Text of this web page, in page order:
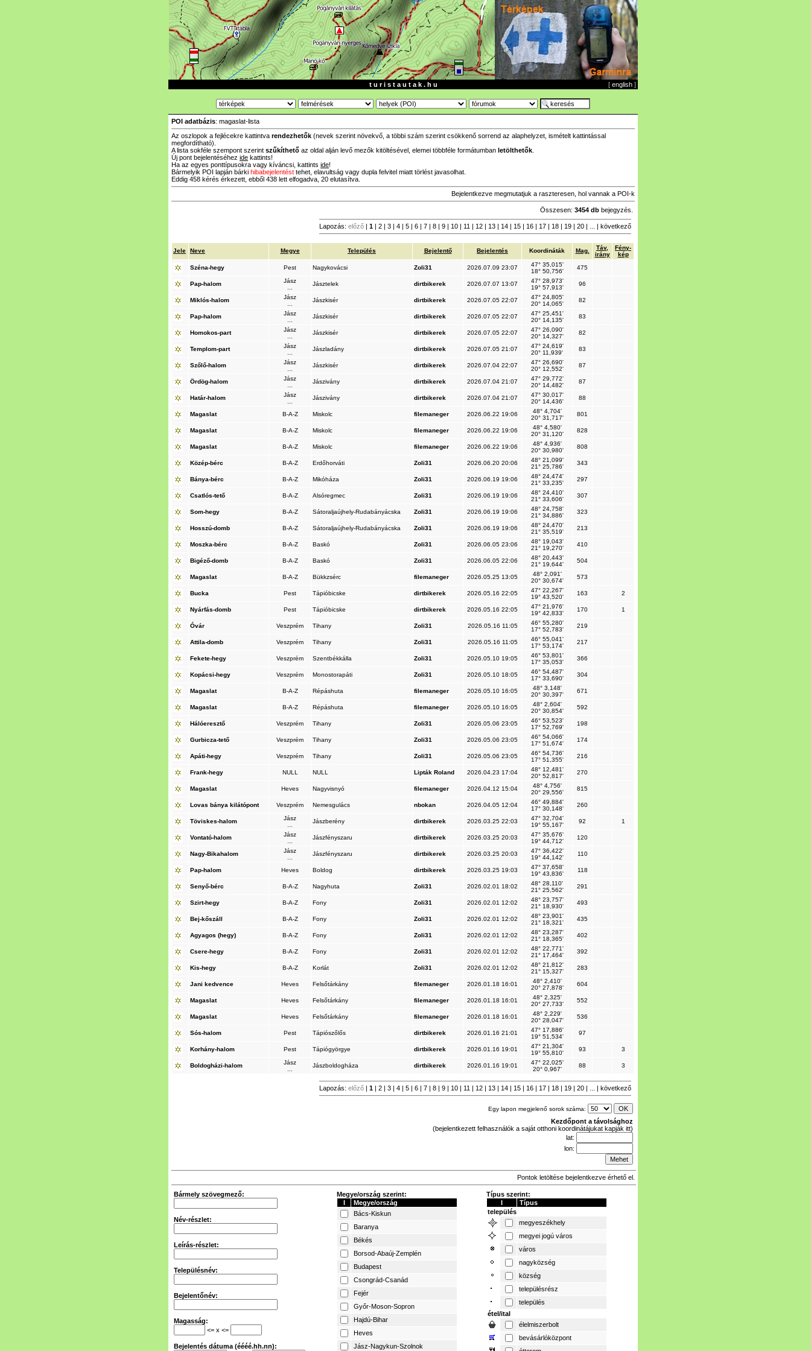
t u r i s t a u t a k . h u [ english ]
POI adatbázis: magaslat-lista
Az oszlopok a fejlécekre kattintva rendezhetők (nevek szerint növekvő, a többi szám szerint csökkenő sorrend az alaphelyzet, ismételt kattintással
megfordítható).
A lista sokféle szempont szerint szűkíthető az oldal alján levő mezők kitöltésével, elemei többféle formátumban letölthetők
Új pont bejelentéséhez ide kattints!
Ha az egyes ponttípusokra vagy kíváncsi, kattints ide!
Bármelyik POI lapján bárki hibabejelentést tehet, elavultság vagy dupla felvitel miatt törlést javasolhat.
Eddig 458 kérés érkezett, ebből 438 lett elfogadva, 20 elutasítva.
Bejelentkezve megmutatjuk a raszteresen, hol vannak a POI-k
Összesen: 3454 db bejegyzés.
Lapozás: előző | 1 | 2 | 3 | 4 | 5 | 6 | 7 | 8 | 9 | 10 | 11 | 12 | 13 | 14 | 15 | 16 | 17 | 18 | 19 | 20 | ... | következő
Jele Neve Megye Település Bejelentő Bejelentés Koordináták Mag.
Táv,
irány
Fény-
kép
Széna-hegy
Pest Nagykovácsi Zoli31 2026.07.09 23:07
47° 35,015'
18° 50,756'
475
Pap-halom
Jász
Jásztelek dirtbikerek 2026.07.07 13:07
47° 28,973'
19° 57,913'
96
Miklós-halom
Jász
Jászkisér dirtbikerek 2026.07.05 22:07
47° 24,805'
20° 14,065'
82
Pap-halom
Jász
Jászkisér dirtbikerek 2026.07.05 22:07
47° 25,451'
20° 14,135'
83
Homokos-part
Jász
Jászkisér dirtbikerek 2026.07.05 22:07
47° 26,090'
20° 14,327'
82
Templom-part
Jász
Jászladány dirtbikerek 2026.07.05 21:07
47° 24,619'
20° 11,939'
83
Szőlő-halom
Jász
Jászkisér dirtbikerek 2026.07.04 22:07
47° 26,690'
20° 12,552'
87
Ördög-halom
Jász
Jászivány dirtbikerek 2026.07.04 21:07
47° 29,772'
20° 14,482'
87
Határ-halom
Jász
Jászivány dirtbikerek 2026.07.04 21:07
47° 30,017'
20° 14,436'
88
Magaslat B-A-Z Miskolc filemaneger 2026.06.22 19:06
48° 4,704'
20° 31,717'
801
Magaslat B-A-Z Miskolc filemaneger 2026.06.22 19:06
48° 4,580'
20° 31,120'
828
Magaslat B-A-Z Miskolc filemaneger 2026.06.22 19:06
48° 4,936'
20° 30,980'
808
Közép-bérc B-A-Z Erdőhorváti Zoli31 2026.06.20 20:06
48° 21,099'
21° 25,786'
343
Bánya-bérc B-A-Z Mikóháza Zoli31 2026.06.19 19:06
48° 24,474'
21° 33,235'
297
Csatlós-tető B-A-Z Alsóregmec Zoli31 2026.06.19 19:06
48° 24,410'
21° 33,606'
307
Som-hegy B-A-Z Sátoraljaújhely-Rudabányácska Zoli31 2026.06.19 19:06
48° 24,758'
21° 34,886'
323
Hosszú-domb B-A-Z Sátoraljaújhely-Rudabányácska Zoli31 2026.06.19 19:06
48° 24,470'
21° 35,519'
213
Moszka-bérc B-A-Z Baskó Zoli31 2026.06.05 23:06
48° 19,043'
21° 19,270'
410
Bigéző-domb B-A-Z Baskó Zoli31 2026.06.05 22:06
48° 20,443'
21° 19,644'
504
Magaslat B-A-Z Bükkzsérc filemaneger 2026.05.25 13:05
48° 2,091'
20° 30,674'
573
Bucka Pest Tápióbicske dirtbikerek 2026.05.16 22:05
47° 22,267'
19° 43,520'
163 2
Nyárfás-domb Pest Tápióbicske dirtbikerek 2026.05.16 22:05
47° 21,976'
19° 42,833'
170 1
Óvár Veszprém Tihany Zoli31 2026.05.16 11:05
46° 55,280'
17° 52,783'
219
Attila-domb Veszprém Tihany Zoli31 2026.05.16 11:05
46° 55,041'
17° 53,174'
217
Fekete-hegy Veszprém Szentbékkálla Zoli31 2026.05.10 19:05
46° 53,801'
17° 35,053'
366
Kopácsi-hegy Veszprém Monostorapáti Zoli31 2026.05.10 18:05
46° 54,487'
17° 33,690'
304
Magaslat B-A-Z Répáshuta filemaneger 2026.05.10 16:05
48° 3,148'
20° 30,397'
671
Magaslat B-A-Z Répáshuta filemaneger 2026.05.10 16:05
48° 2,604'
20° 30,854'
592
Hálóeresztő Veszprém Tihany Zoli31 2026.05.06 23:05
46° 53,523'
17° 52,769'
198
Gurbicza-tető Veszprém Tihany Zoli31 2026.05.06 23:05
46° 54,066'
17° 51,674'
174
Apáti-hegy Veszprém Tihany Zoli31 2026.05.06 23:05
46° 54,736'
17° 51,355'
216
Frank-hegy NULL NULL Lipták Roland 2026.04.23 17:04
48° 12,481'
20° 52,817'
270
Magaslat Heves Nagyvisnyó filemaneger 2026.04.12 15:04
48° 4,756'
20° 29,556'
815
Lovas bánya kilátópont Veszprém Nemesgulács nbokan 2026.04.05 12:04
46° 49,884'
17° 30,148'
260
Töviskes-halom
Jász
Jászberény dirtbikerek 2026.03.25 22:03
47° 32,704'
19° 55,167'
92 1
Vontató-halom
Jász
Jászfényszaru dirtbikerek 2026.03.25 20:03
47° 35,676'
19° 44,712'
120
Nagy-Bikahalom
Jász
Jászfényszaru dirtbikerek 2026.03.25 20:03
47° 36,422'
19° 44,142'
110
Pap-halom Heves Boldog dirtbikerek 2026.03.25 19:03
47° 37,658'
19° 43,836'
118
Senyő-bérc B-A-Z Nagyhuta Zoli31 2026.02.01 18:02
48° 28,110'
21° 25,562'
291
Szirt-hegy B-A-Z Fony Zoli31 2026.02.01 12:02
48° 23,757'
21° 18,930'
493
Bej-kőszáll B-A-Z Fony Zoli31 2026.02.01 12:02
48° 23,901'
21° 18,321'
435
Agyagos (hegy) B-A-Z Fony Zoli31 2026.02.01 12:02
48° 23,287'
21° 18,365'
402
Csere-hegy B-A-Z Fony Zoli31 2026.02.01 12:02
48° 22,771'
21° 17,464'
392
Kis-hegy B-A-Z Korlát Zoli31 2026.02.01 12:02
48° 21,812'
21° 15,327'
283
Jani kedvence Heves Felsőtárkány filemaneger 2026.01.18 16:01
48° 2,410'
20° 27,878'
604
Magaslat Heves Felsőtárkány filemaneger 2026.01.18 16:01
48° 2,325'
20° 27,733'
552
Magaslat Heves Felsőtárkány filemaneger 2026.01.18 16:01
48° 2,229'
20° 28,047'
536
Sós-halom Pest Tápiószőlős dirtbikerek 2026.01.16 21:01
47° 17,886'
19° 51,534'
97
Korhány-halom Pest Tápiógyörgye dirtbikerek 2026.01.16 19:01
47° 21,304'
19° 55,810'
93 3
Boldogházi-halom
Jász
Jászboldogháza dirtbikerek 2026.01.16 19:01
47° 22,025'
20° 0,967'
88 3
Lapozás: előző | 1 | 2 | 3 | 4 | 5 | 6 | 7 | 8 | 9 | 10 | 11 | 12 | 13 | 14 | 15 | 16 | 17 | 18 | 19 | 20 | ... | következő
Egy lapon megjelenő sorok száma:
Kezdőpont a távolsághoz
(bejelentkezett felhasználók a saját otthoni koordinátájukat kapják itt)
lat:
lon:
Pontok letöltése bejelentkezve érhető el.
Bármely szövegmező:
Név-részlet:
Leírás-részlet:
Településnév:
Bejelentőnév:
Magasság:
<= x <=
Bejelentés dátuma (éééé.hh.nn):
Megye/ország szerint:
I
Megye/ország
Bács-Kiskun
Baranya
Békés
Borsod-Abaúj-Zemplén
Budapest
Csongrád-Csanád
Fejér
Győr-Moson-Sopron
Hajdú-Bihar
Heves
Jász-Nagykun-Szolnok
Típus szerint:
I
Típus
település
megyeszékhely
megyei jogú város
város
nagyközség
község
településrész
település
étel/ital
élelmiszerbolt
bevásárlóközpont